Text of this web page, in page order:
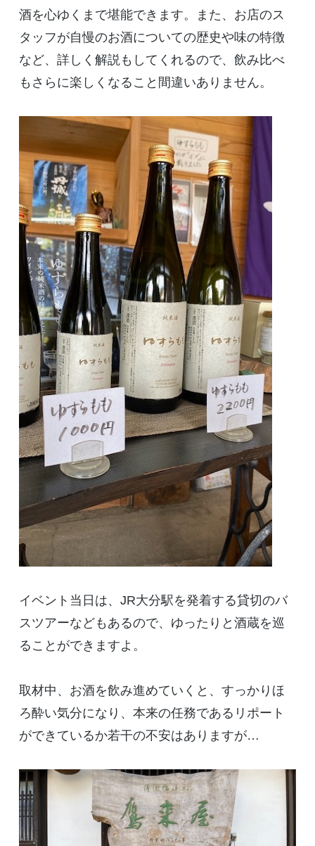
酒を心ゆくまで堪能できます。また、お店のス
タッフが自慢のお酒についての歴史や味の特徴
など、詳しく解説もしてくれるので、飲み比べ
もさらに楽しくなること間違いありません。
イベント当日は、 JR大分駅を発着する貸切のバ
スツアーなどもあるので、ゆったりと酒蔵を巡
ることができますよ。
取材中、お酒を飲み進めていくと、すっかりほ
ろ酔い気分になり、本来の任務であるリポート
ができているか若干の不安はありますが…